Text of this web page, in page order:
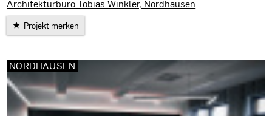
Architekturbüro Tobias Winkler, Nordhausen
Projekt merken
NORDHAUSEN